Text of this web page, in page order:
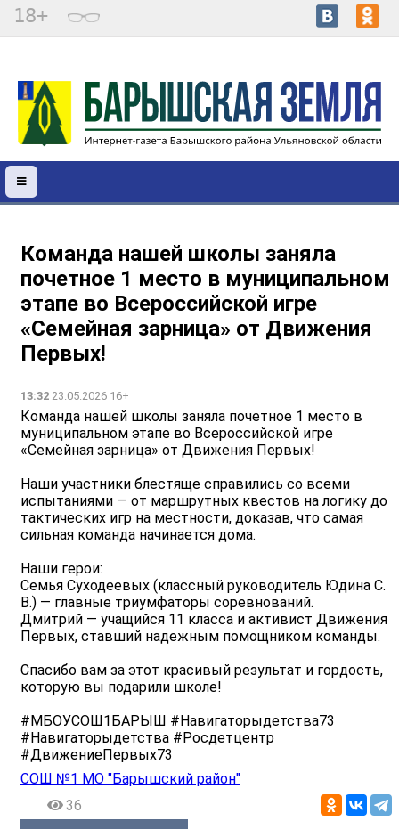
18+
Команда нашей школы заняла
почетное 1 место в муниципальном
этапе во Всероссийской игре
«Семейная зарница» от Движения
Первых!
13:32 23.05.2026 16+
Команда нашей школы заняла почетное 1 место в
муниципальном этапе во Всероссийской игре
«Семейная зарница» от Движения Первых!
Наши участники блестяще справились со всеми
испытаниями — от маршрутных квестов на логику до
тактических игр на местности, доказав, что самая
сильная команда начинается дома.
Наши герои:
Семья Суходеевых (классный руководитель Юдина С.
В.) — главные триумфаторы соревнований.
Дмитрий — учащийся 11 класса и активист Движения
Первых, ставший надежным помощником команды.
Спасибо вам за этот красивый результат и гордость,
которую вы подарили школе!
#МБОУСОШ1БАРЫШ #Навигаторыдетства73
#Навигаторыдетства #Росдетцентр
#ДвижениеПервых73
СОШ №1 МО "Барышский район"
36